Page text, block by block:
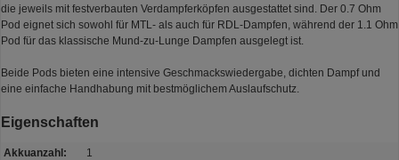
die jeweils mit festverbauten Verdampferköpfen ausgestattet sind. Der 0.7 Ohm
Pod eignet sich sowohl für MTL- als auch für RDL-Dampfen, während der 1.1 Ohm
Pod für das klassische Mund-zu-Lunge Dampfen ausgelegt ist.
Beide Pods bieten eine intensive Geschmackswiedergabe, dichten Dampf und
eine einfache Handhabung mit bestmöglichem Auslaufschutz.
Eigenschaften
Akkuanzahl:
1